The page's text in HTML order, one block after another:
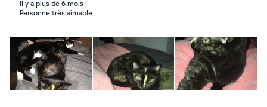
Il y a plus de 6 mois
Personne très aimable.